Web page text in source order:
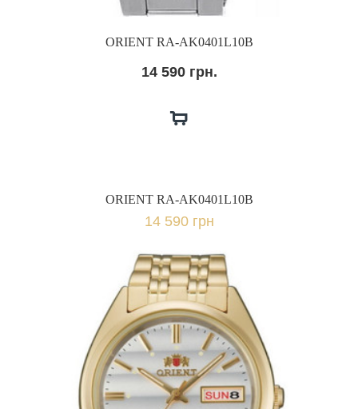
ORIENT RA-AK0401L10B
14 590 грн.
ORIENT RA-AK0401L10B
14 590 грн